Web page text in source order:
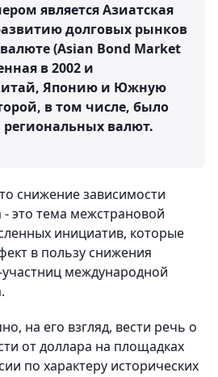
является Азиатская
долговых рынков
(Asian Bond Market
в 2002 и
Японию и Южную
в том числе, было
валют.
снижение зависимости
- это тема межстрановой
инициатив, которые
в пользу снижения
международной
на его взгляд, вести речь о
от доллара на площадках
по характеру исторических